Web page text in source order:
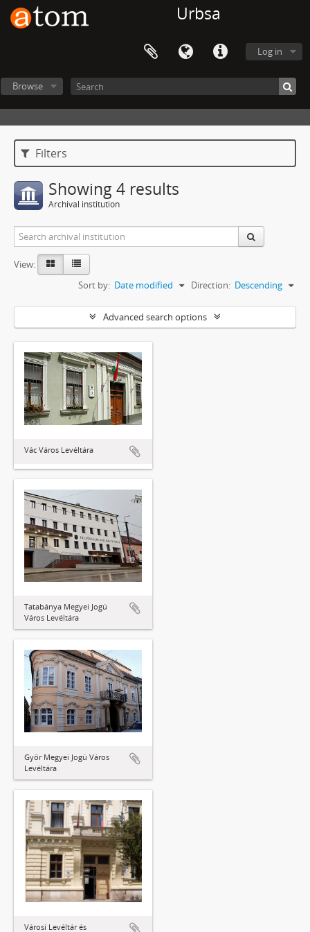
Urbsa
Log in
Browse
Filters
Showing 4 results
Archival institution
View:
Sort by: Date modified Direction: Descending
Advanced search options
Vác Város Levéltára
Tatabánya Megyei Jogú
Város Levéltára
Győr Megyei Jogú Város
Levéltára
Városi Levéltár és